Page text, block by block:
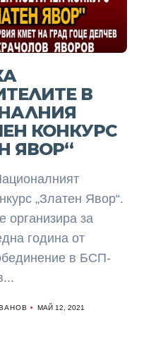
В
КОНКУРС
ЯВОР“
„Златен Явор“.
организира за
година от
в БСП-
МАЙ 12, 2021